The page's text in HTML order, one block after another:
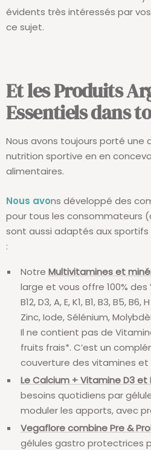
évidents très intéressés par
ce sujet.
Et les Produits
Essentiels dans
Nous avons toujours porté
nutrition sportive en en
alimentaires.
Nous avons développé des
pour tous les consommateurs
sont aussi adaptés aux
:
Notre Multivitamines et
large et vous offre 100% des
B12, D3, A, E, K1, B1, B3, B5,
Zinc, Iode, Sélénium,
Il ne contient pas de
fruits frais*. C’est un
couverture des vitamines
Le Calcium + Vitamine D3 et
besoins quotidiens par
moduler les apports, avec
Vegaflore combine Pre &
gélules gastro protectrices